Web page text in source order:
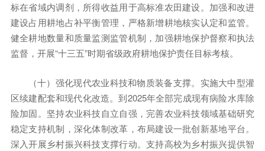
标在省域内调剂，所得收益用于高标准农田建设。加强和改进
建设占用耕地占补平衡管理，严格新增耕地核实认定和监管。
健全耕地数量和质量监测监管机制，加强耕地保护督察和执法
监督，开展“十三五”时期省级政府耕地保护责任目标考核。
（十）强化现代农业科技和物质装备支撑。实施大中型灌
区续建配套和现代化改造。到2025年全部完成现有病险水库除
险加固。坚持农业科技自立自强，完善农业科技领域基础研究
稳定支持机制，深化体制改革，布局建设一批创新基地平台。
深入开展乡村振兴科技支撑行动。支持高校为乡村振兴提供智